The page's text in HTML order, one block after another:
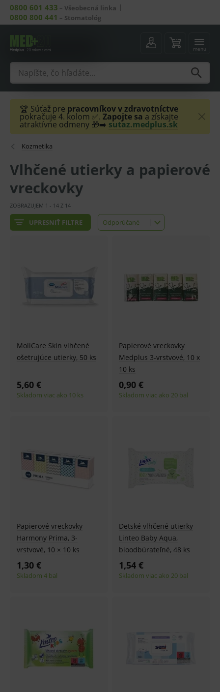
0800 601 433 – Všeobecná linka
0800 800 441 – Stomatológ
menu
🏆 Súťaž pre pracovníkov v zdravotníctve
pokračuje 4. kolom ✅. Zapojte sa a získajte
atraktívne odmeny 🎁➡️ sutaz.medplus.sk
Kozmetika
Vlhčené utierky a papierové
vreckovky
UPRESNIŤ FILTRE Odporúčané
Odporúčané
ZOBRAZUJEM 1 - 14 Z 14
MoliCare Skin vlhčené
ošetrujúce utierky, 50 ks
5,60 €
Skladom viac ako 10 ks
Papierové vreckovky
Medplus 3-vrstvové, 10 x
10 ks
0,90 €
Skladom viac ako 20 bal
Papierové vreckovky
Harmony Prima, 3-
vrstvové, 10 × 10 ks
1,30 €
Skladom 4 bal
Detské vlhčené utierky
Linteo Baby Aqua,
bioodbúrateľné, 48 ks
1,54 €
Skladom viac ako 20 bal